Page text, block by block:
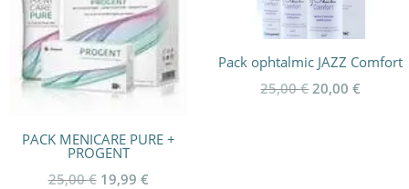
PACK MENICARE PURE +
PROGENT
25,00€ Le
19,99 €Le
Pack ophtalmic JAZZ Comfort
25,00€ Le
20,00€